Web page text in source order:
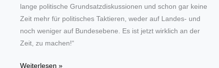
lange politische Grundsatzdiskussionen und schon gar keine
Zeit mehr für politisches Taktieren, weder auf Landes- und
noch weniger auf Bundesebene. Es ist jetzt wirklich an der
Zeit, zu machen!“
Jetzt
Weiterlesen »